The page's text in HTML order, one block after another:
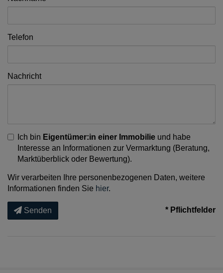
Telefon
Nachricht
Ich bin Eigentümer:in einer Immobilie und habe
Interesse an Informationen zur Vermarktung (Beratung,
Marktüberblick oder Bewertung).
Wir verarbeiten Ihre personenbezogenen Daten, weitere
Informationen finden Sie hier.
Senden * Pflichtfelder